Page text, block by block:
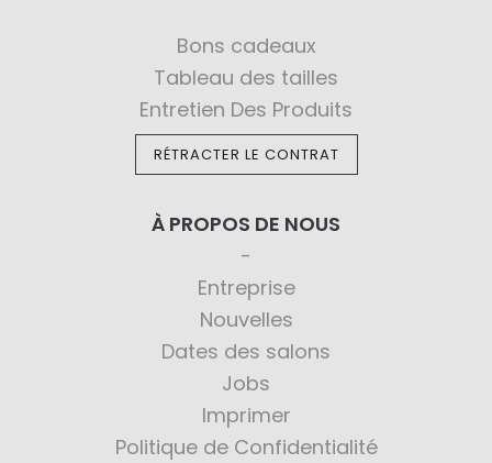
Bons cadeaux
Tableau des tailles
Entretien Des Produits
RÉTRACTER LE CONTRAT
À PROPOS DE NOUS
Entreprise
Nouvelles
Dates des salons
Jobs
Imprimer
Politique de Confidentialité